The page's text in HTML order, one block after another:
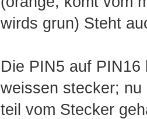
wirds grun) Steht
Die PIN5 auf
weissen stecker;
teil vom Stecker